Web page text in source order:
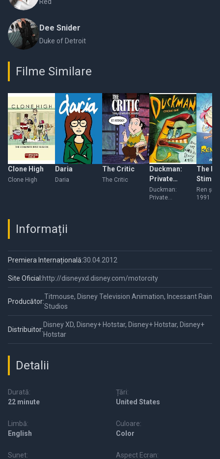
Red
Dee Snider
Duke of Detroit
Filme Similare
Clone High
Clone High
Daria
Daria
The Critic
The Critic
Duckman:
Private
Dick/Family
Man
Duckman:
Private
The
Stimpy
Ren şi
1991
Informații
Premiera Internațională:30.04.2012
Site Oficial:http://disneyxd.disney.com/motorcity
Producător:
Titmouse, Disney Television Animation, Incessant Rain
Studios
Distribuitor:
Disney XD, Disney+ Hotstar, Disney+ Hotstar, Disney+
Hotstar
Detalii
Durată:
22 minute
Țări:
United States
Limbă:
English
Culoare:
Color
Sunet: Aspect Ecran: